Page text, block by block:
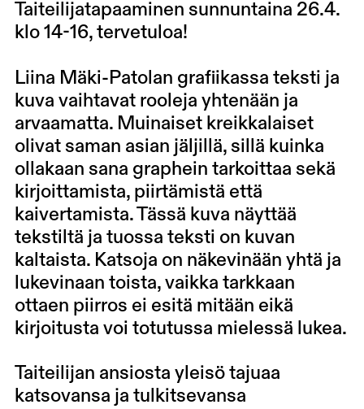
Taiteilijatapaaminen sunnuntaina 26.4.
klo 14-16, tervetuloa!
Liina Mäki-Patolan grafiikassa teksti ja
kuva vaihtavat rooleja yhtenään ja
arvaamatta. Muinaiset kreikkalaiset
olivat saman asian jäljillä, sillä kuinka
ollakaan sana graphein tarkoittaa sekä
kirjoittamista, piirtämistä että
kaivertamista. Tässä kuva näyttää
tekstiltä ja tuossa teksti on kuvan
kaltaista. Katsoja on näkevinään yhtä ja
lukevinaan toista, vaikka tarkkaan
ottaen piirros ei esitä mitään eikä
kirjoitusta voi totutussa mielessä lukea.
Taiteilijan ansiosta yleisö tajuaa
katsovansa ja tulkitsevansa